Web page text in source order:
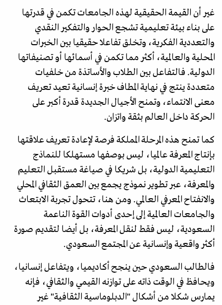
غير أن القيمة الحقيقية لهذه الجامعات تكمن في قدرتها
على بناء بيئة تعليمية تشجع الحوار والتفكير النقدي
والتعددية الفكرية، وتخلق تفاعلا حقيقيا بين الخبرات
المحلية والعالمية، أكثر مما تكمن في أسمائها أو تصنيفاتها
الدولية. فالتفاعل بين الطلاب والأساتذة من خلفيات
متعددة ينتج في نهاية المطاف خبرة إنسانية تعيد تعريف
معنى الانتماء، وتمنح الأجيال الجديدة قدرة أكبر على
الحركة داخل العالم بثقة واتزان.
كما تمنح هذه المرحلة المملكة فرصة لإعادة تعريف علاقتها
بإنتاج المعرفة عالميا، ليس بوصفها مستهلكا للنماذج
التعليمية الدولية، بل شريكا في صياغة مستقبل التعليم
والمعرفة، عبر تطوير نموذج يجمع بين العمق الثقافي المحلي
والانفتاح المعرفي العالمي. ومن هنا، تتحول تجربة الابتعاث
والجامعات العالمية إلى إحدى أدوات القوة الناعمة
السعودية، ليس فقط لنقل المعرفة، بل أيضا لتقديم صورة
أكثر واقعية وإنسانية عن المجتمع السعودي.
فالطالب السعودي حين ينجح أكاديميا، ويتفاعل إنسانيا،
ويحافظ في الوقت ذاته على توازنه القيمي والثقافي، فإنه
يمارس شكلا من أشكال "الدبلوماسية الثقافية" غير